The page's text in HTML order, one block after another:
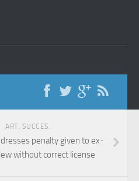
ART. SUCCES.
penalty given to ex-
without correct license